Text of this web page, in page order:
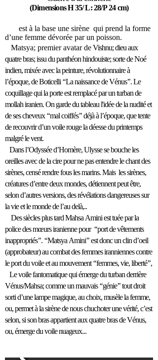
(Dimensions H 35/ L: 28/P 24 cm)
est à la base une sirène qui prend la forme
d’une femme dévorée par un poisson.
Matsya; premier avatar deVishnu; dieu aux
quatre bras; issu du panthéon hindouiste; sorte de Noé
indien, mixée avec la peinture, révolutionnaire à
l’époque, de Boticelli ‘‘La naissance de Vénus’’. Le
coquillage qui la porte est remplacé par un turban de
mollah iranien. On garde du tableau l'idée de la nudité et
de ses cheveux ‘‘mal coiffés’’ déjà à l’époque, que tente
de recouvrir d’un voile rouge la déesse du printemps
malgré le vent.
Dans l’Odyssée d’Homère, Ulysse se bouche les
oreilles avec de la cire pour ne pas entendre le chant des
sirènes, censé rendre fous les marins. Mais les sirènes,
créatures d’entre deux mondes, détiennent peut être,
selon d’autres versions, des révélations dangereuses sur
la vie et le monde de l’au delà,..
Des siècles plus tard Mahsa Amini est tuée par la
police des mœurs iranienne pour ‘‘port de vêtements
inappropriés’’. ‘‘Matsya Amini’’ est donc un clin d’oeil
(approbateur) au combat des femmes iranniennes contre
le port du voile et au mouvement ‘‘femmes, vie, liberté’’,
Le voile fantomatique qui émerge du turban derrière
Vénus/Mahsa; comme un mauvais ‘‘génie’’ tout droit
sorti d’une lampe magique, au choix, musèle la femme,
ou, permet à la sirène de nous chuchoter une vérité, c’est
selon, si son bras appartient aux quatre bras de Vénus,
ou, émerge du voile nuageux...